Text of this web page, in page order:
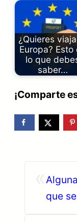
¿Quieres
Europa? Esto
lo que
saber…
¡Comparte
que